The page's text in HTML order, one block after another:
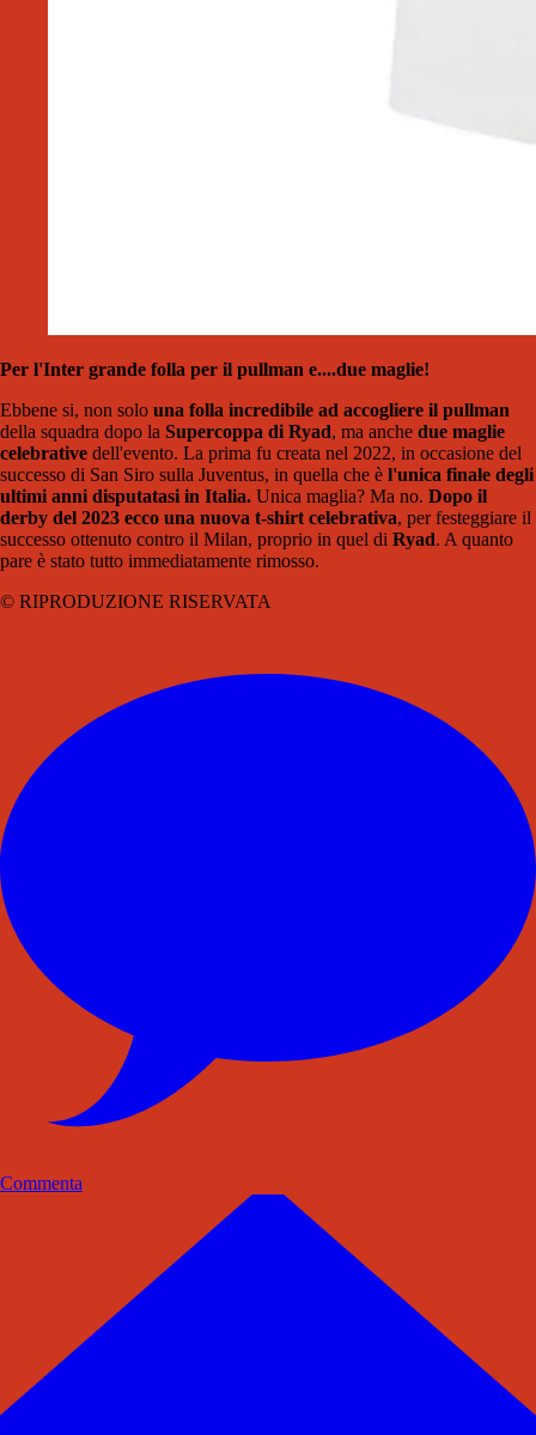
Per l'Inter grande folla per il pullman e....due maglie!
Ebbene si, non solo una folla incredibile ad accogliere il pullman
della squadra dopo la Supercoppa di Ryad, ma anche due maglie
celebrative dell'evento. La prima fu creata nel 2022, in occasione del
successo di San Siro sulla Juventus, in quella che è l'unica finale degli
ultimi anni disputatasi in Italia. Unica maglia? Ma no. Dopo il
derby del 2023 ecco una nuova t-shirt celebrativa, per festeggiare il
successo ottenuto contro il Milan, proprio in quel di Ryad. A quanto
pare è stato tutto immediatamente rimosso.
© RIPRODUZIONE RISERVATA
Commenta